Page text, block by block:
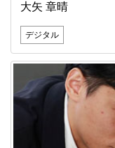
大矢 章晴
デジタル